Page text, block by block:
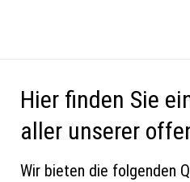
Hier finden Sie
aller unserer
Wir bieten die folgenden